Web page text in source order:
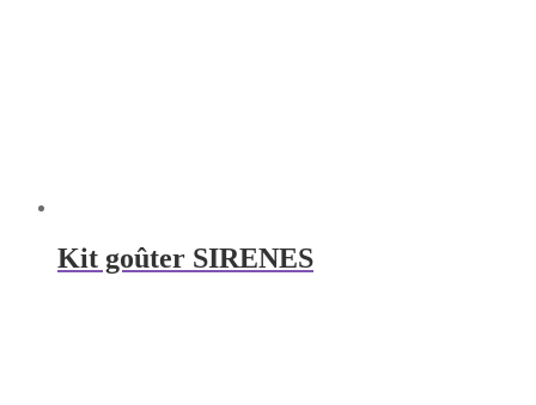
Kit goûter SIRENES